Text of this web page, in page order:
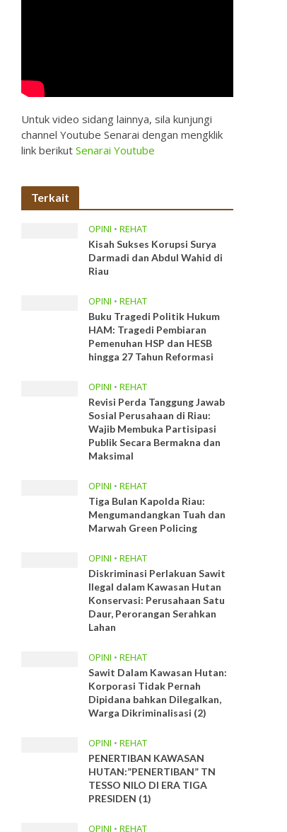
Untuk video sidang lainnya, sila kunjungi
channel Youtube Senarai dengan mengklik
link berikutSenarai Youtube
Terkait
OPINI • REHAT
Kisah Sukses Korupsi Surya
Darmadi dan Abdul Wahid di
Riau
OPINI • REHAT
Buku Tragedi Politik Hukum
HAM: Tragedi Pembiaran
Pemenuhan HSP dan HESB
hingga 27 Tahun Reformasi
OPINI • REHAT
Revisi Perda Tanggung Jawab
Sosial Perusahaan di Riau:
Wajib Membuka Partisipasi
Publik Secara Bermakna dan
Maksimal
OPINI • REHAT
Tiga Bulan Kapolda Riau:
Mengumandangkan Tuah dan
Marwah Green Policing
OPINI • REHAT
Diskriminasi Perlakuan Sawit
Ilegal dalam Kawasan Hutan
Konservasi: Perusahaan Satu
Daur, Perorangan Serahkan
Lahan
OPINI • REHAT
Sawit Dalam Kawasan Hutan:
Korporasi Tidak Pernah
Dipidana bahkan Dilegalkan,
Warga Dikriminalisasi (2)
OPINI • REHAT
PENERTIBAN KAWASAN
HUTAN:”PENERTIBAN” TN
TESSO NILO DI ERA TIGA
PRESIDEN (1)
OPINI • REHAT